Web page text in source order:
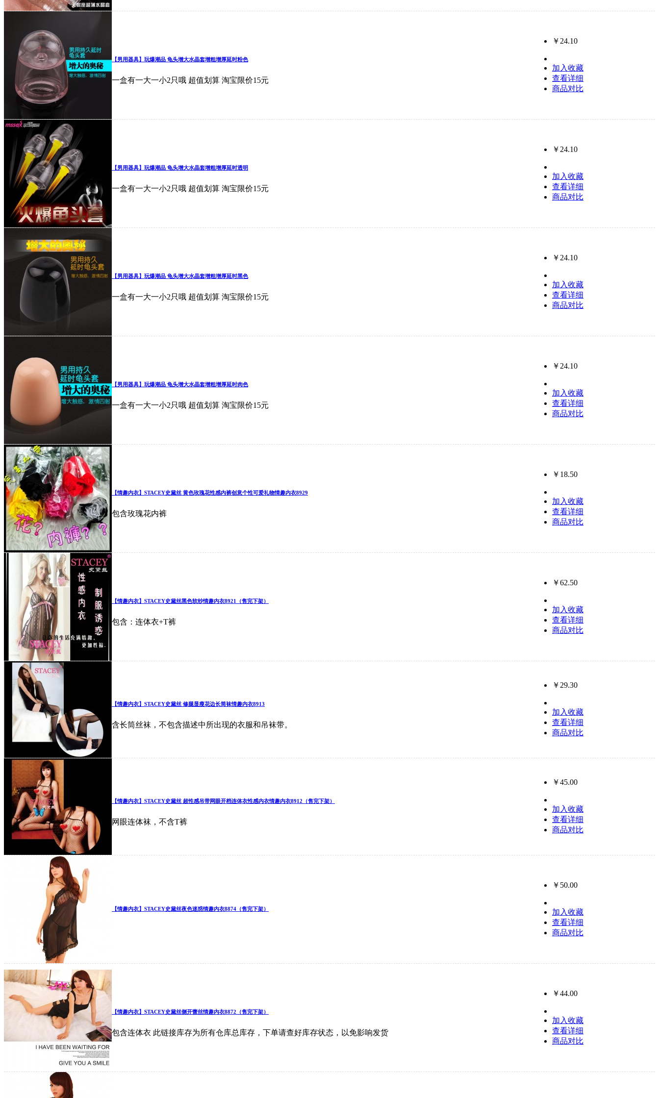
【男用器具】玩爆潮品 龟头增大水晶套增粗增厚延时粉色
一盒有一大一小2只哦 超值划算 淘宝限价15元
￥24.10
加入收藏
查看详细
商品对比
【男用器具】玩爆潮品 龟头增大水晶套增粗增厚延时透明
一盒有一大一小2只哦 超值划算 淘宝限价15元
￥24.10
加入收藏
查看详细
商品对比
【男用器具】玩爆潮品 龟头增大水晶套增粗增厚延时黑色
一盒有一大一小2只哦 超值划算 淘宝限价15元
￥24.10
加入收藏
查看详细
商品对比
【男用器具】玩爆潮品 龟头增大水晶套增粗增厚延时肉色
一盒有一大一小2只哦 超值划算 淘宝限价15元
￥24.10
加入收藏
查看详细
商品对比
【情趣内衣】STACEY史黛丝 黄色玫瑰花性感内裤创意个性可爱礼物情趣内衣8929
包含玫瑰花内裤
￥18.50
加入收藏
查看详细
商品对比
【情趣内衣】STACEY史黛丝黑色软纱情趣内衣8921（售完下架）
包含：连体衣+T裤
￥62.50
加入收藏
查看详细
商品对比
【情趣内衣】STACEY史黛丝 修腿显瘦花边长筒袜情趣内衣8913
含长筒丝袜，不包含描述中所出现的衣服和吊袜带。
￥29.30
加入收藏
查看详细
商品对比
【情趣内衣】STACEY史黛丝 超性感吊带网眼开档连体衣性感内衣情趣内衣8912（售完下架）
网眼连体袜，不含T裤
￥45.00
加入收藏
查看详细
商品对比
【情趣内衣】STACEY史黛丝夜色迷惑情趣内衣8874（售完下架）
￥50.00
加入收藏
查看详细
商品对比
【情趣内衣】STACEY史黛丝侧开蕾丝情趣内衣8872（售完下架）
包含连体衣 此链接库存为所有仓库总库存，下单请查好库存状态，以免影响发货
￥44.00
加入收藏
查看详细
商品对比